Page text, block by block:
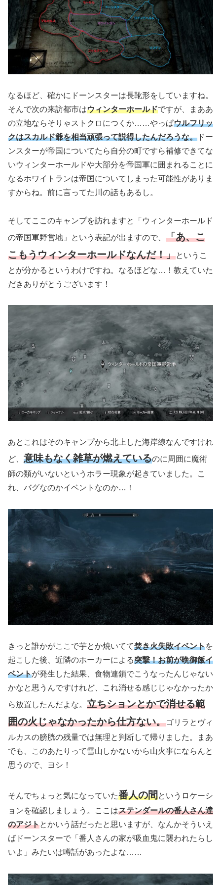
なるほど、確かにドーンスターは長靴形をしていますね。
そんで次の来訪都市はウィンターホールドですが、まああ
の立地ならそりゃストクロにつくか……やっぱウルフリッ
クはスカルド爺を相当頑張って説得したんだろうな。 ドー
ンスターが帝国についてたら自分の町ですら補修できてな
いウィンターホールドや大部分を帝国軍に囲まれることに
なるホワイトランは帝国についてしまった可能性がありま
すからね。前に言ってた川の話もあるし。
そしてここのキャンプを訪れますと「ウィンターホールド
の帝国軍野営地」という表記が出ますので、 「あ、こ
こもうウィンターホールドなんだ！」というこ
とが分かるというわけですね。なるほどな…！教えていた
だきありがとうございます！
あとこれはそのキャンプから北上した海岸線なんですけれ
ど、 意味もなく雑草が燃えているのに周囲に魔術
師の類がいないというホラー現象が起きていました。こ
れ、バグなのかイベントなのか…！
きっと誰かがここで芋とか焼いてて焚き火失敗イベントを
起こした後、近隣のホーカーによる突撃！お前が晩御飯イ
ベントが発生した結果、食物連鎖でこうなったんじゃない
かなと思うんですけれど、これ消せる感じじゃなかったか
ら放置したんだよな。 立ちションとかで消せる範
囲の火じゃなかったから仕方ない。ゴリラとヴィ
ルカスの膀胱の残量では無理と判断して帰りました。まあ
でも、このあたりって雪山しかないから山火事にならんと
思うので、ヨシ！
そんでちょっと気になっていた番人の間というロケーシ
ョンを確認しましょう。ここはステンダールの番人さん達
のアジトとかいう話だったと思いますが、なんかそういえ
ばドーンスターで「番人さんの家が吸血鬼に襲われたらし
いよ」みたいは噂話があったよな……